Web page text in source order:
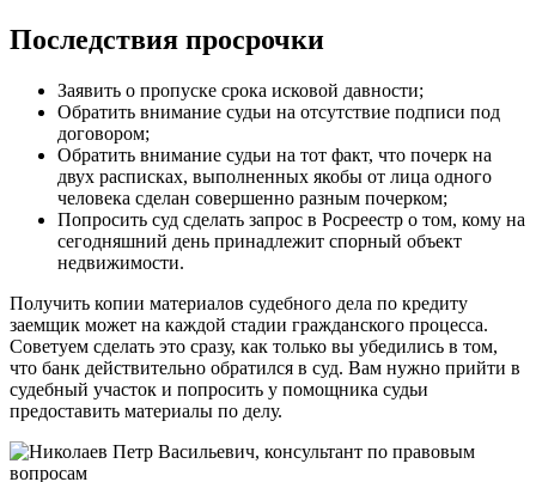
Последствия просрочки
Заявить о пропуске срока исковой давности;
Обратить внимание судьи на отсутствие подписи под
договором;
Обратить внимание судьи на тот факт, что почерк на
двух расписках, выполненных якобы от лица одного
человека сделан совершенно разным почерком;
Попросить суд сделать запрос в Росреестр о том, кому на
сегодняшний день принадлежит спорный объект
недвижимости.
Получить копии материалов судебного дела по кредиту
заемщик может на каждой стадии гражданского процесса.
Советуем сделать это сразу, как только вы убедились в том,
что банк действительно обратился в суд. Вам нужно прийти в
судебный участок и попросить у помощника судьи
предоставить материалы по делу.